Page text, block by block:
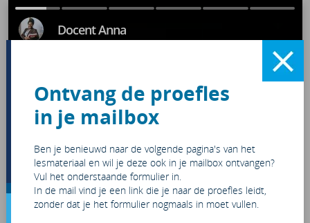
Docent Anna
#1
Ontvang de proefles
in je mailbox
Ben je benieuwd naar de volgende pagina's van het
lesmateriaal en wil je deze ook in je mailbox ontvangen?
Vul het onderstaande formulier in.
In de mail vind je een link die je naar de proefles leidt,
zonder dat je het formulier nogmaals in moet vullen.